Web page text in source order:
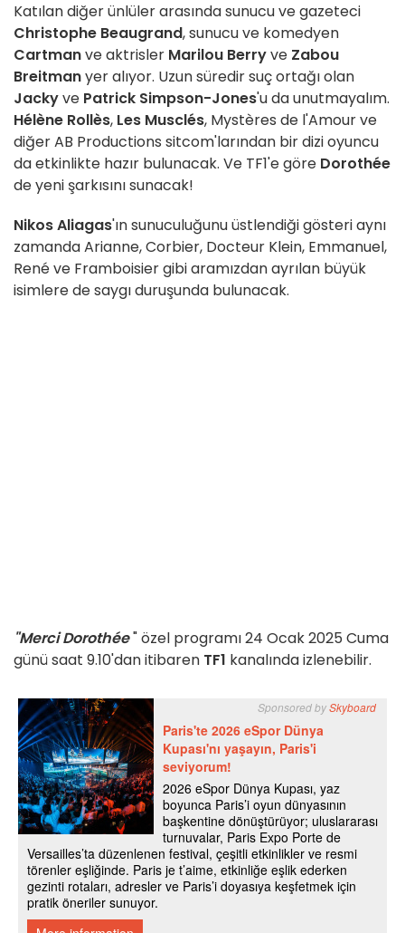
Katılan diğer ünlüler arasında sunucu ve gazeteci
Christophe Beaugrand, sunucu ve komedyen
Cartmanve aktrisler Marilou Berryve Zabou
Breitmanyer alıyor. Uzun süredir suç ortağı olan
Jackyve Patrick Simpson-Jones'u da unutmayalım.
Hélène Rollès, Les Musclés, Mystères de l'Amour ve
diğer AB Productions sitcom'larından bir dizi oyuncu
da etkinlikte hazır bulunacak. Ve TF1'e göre Dorothée
de yeni şarkısını sunacak!
Nikos Aliagas'ın sunuculuğunu üstlendiği gösteri aynı
zamanda Arianne, Corbier, Docteur Klein, Emmanuel,
René ve Framboisier gibi aramızdan ayrılan büyük
isimlere de saygı duruşunda bulunacak.
"Merci Dorothée" özel programı 24 Ocak 2025 Cuma
günü saat 9.10'dan itibaren TF1 kanalında izlenebilir.